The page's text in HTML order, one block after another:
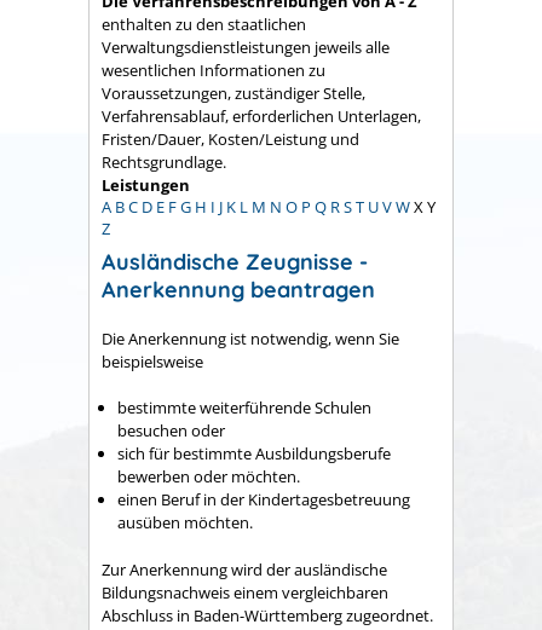
enthalten zu den staatlichen
Verwaltungsdienstleistungen jeweils alle
wesentlichen Informationen zu
Voraussetzungen, zuständiger Stelle,
Verfahrensablauf, erforderlichen Unterlagen,
Fristen/Dauer, Kosten/Leistung und
Rechtsgrundlage.
Leistungen
A BC D E FG H I J K L M N O P Q RST UVWX Y
Z
Ausländische Zeugnisse -
Anerkennung beantragen
Die Anerkennung ist notwendig, wenn Sie
beispielsweise
bestimmte weiterführende Schulen
besuchen oder
sich für bestimmte Ausbildungsberufe
bewerben oder möchten.
einen Beruf in der Kindertagesbetreuung
ausüben möchten.
Zur Anerkennung wird der ausländische
Bildungsnachweis einem vergleichbaren
Abschluss in Baden-Württemberg zugeordnet.